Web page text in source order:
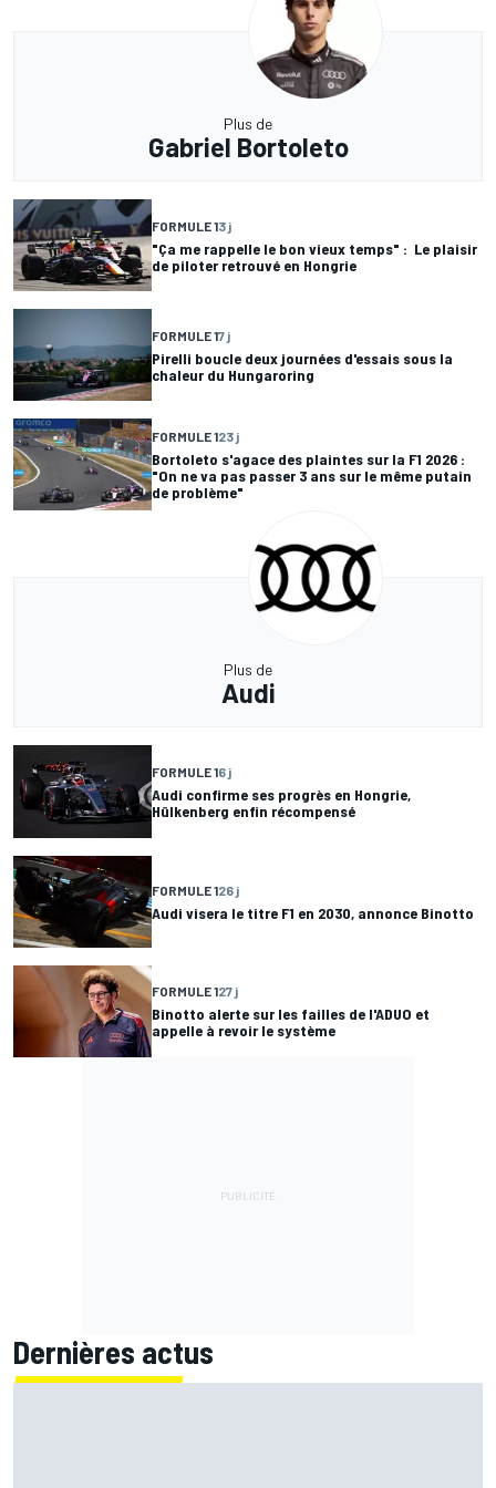
Plus de
Gabriel Bortoleto
FORMULE 13 j
"Ça me rappelle le bon vieux temps" : Le plaisir
de piloter retrouvé en Hongrie
FORMULE 17 j
Pirelli boucle deux journées d'essais sous la
chaleur du Hungaroring
FORMULE 123 j
Bortoleto s'agace des plaintes sur la F1 2026 :
"On ne va pas passer 3 ans sur le même putain
de problème"
Plus de
Audi
FORMULE 16 j
Audi confirme ses progrès en Hongrie,
Hülkenberg enfin récompensé
FORMULE 126 j
Audi visera le titre F1 en 2030, annonce Binotto
FORMULE 127 j
Binotto alerte sur les failles de l'ADUO et
appelle à revoir le système
Dernières actus